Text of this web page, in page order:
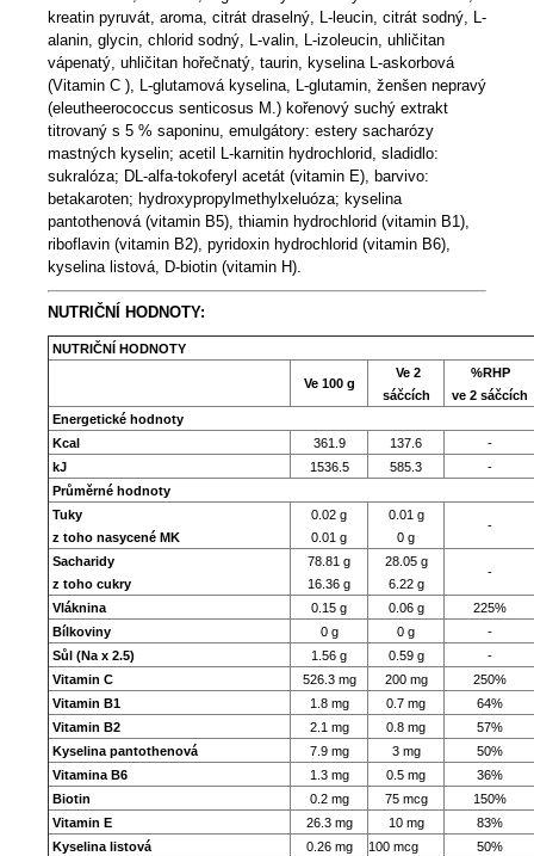
kreatin pyruvát, aroma, citrát draselný, L-leucin, citrát sodný, L-
alanin, glycin, chlorid sodný, L-valin, L-izoleucin, uhličitan
vápenatý, uhličitan hořečnatý, taurin, kyselina L-askorbová
(Vitamin C ), L-glutamová kyselina, L-glutamin, ženšen nepravý
(eleutheerococcus senticosus M.) kořenový suchý extrakt
titrovaný s 5 % saponinu, emulgátory: estery sacharózy
mastných kyselin; acetil L-karnitin hydrochlorid, sladidlo:
sukralóza; DL-alfa-tokoferyl acetát (vitamin E), barvivo:
betakaroten; hydroxypropylmethylxeluóza; kyselina
pantothenová (vitamin B5), thiamin hydrochlorid (vitamin B1),
riboflavin (vitamin B2), pyridoxin hydrochlorid (vitamin B6),
kyselina listová, D-biotin (vitamin H).
NUTRIČNÍ HODNOTY:
NUTRIČNÍ HODNOTY
Ve 100 g
Ve 2
sáčcích
%RHP
ve 2 sáčcích
Energetické hodnoty
Kcal
361.9 137.6
-
kJ
1536.5 585.3
-
Průměrné hodnoty
Tuky
z toho nasycené MK
0.02 g
0.01 g
0.01 g
0 g
-
Sacharidy
z toho cukry
78.81 g
16.36 g
28.05 g
6.22 g
-
Vláknina 0.15 g 0.06 g
225%
Bílkoviny
0 g 0 g
-
Sůl (Na x 2.5)
1.56 g 0.59 g
-
Vitamin C
526.3 mg 200 mg
250%
Vitamin B1 1.8 mg 0.7 mg
64%
Vitamin B2
2.1 mg 0.8 mg
57%
Kyselina pantothenová
7.9 mg 3 mg
50%
Vitamina B6
1.3 mg 0.5 mg
36%
Biotin
0.2 mg 75 mcg
150%
Vitamin E
26.3 mg 10 mg
83%
Kyselina listová
0.26 mg 100 mcg
50%